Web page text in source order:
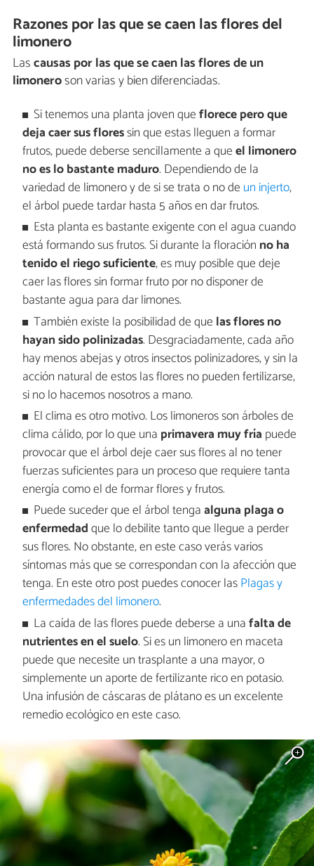
Razones por las que se caen las flores del
limonero
Lascausas por las que se caen las flores de un
limoneroson varias y bien diferenciadas.
Si tenemos una planta joven queflorece pero que
deja caer sus floressin que estas lleguen a formar
frutos, puede deberse sencillamente a queel limonero
no es lo bastante maduro. Dependiendo de la
variedad de limonero y de si se trata o no de un injerto,
el árbol puede tardar hasta 5 años en dar frutos.
Esta planta es bastante exigente con el agua cuando
está formando sus frutos. Si durante la floración no ha
tenido el riego suficiente, es muy posible que deje
caer las flores sin formar fruto por no disponer de
bastante agua para dar limones.
También existe la posibilidad de que las flores no
hayan sido polinizadas. Desgraciadamente, cada año
hay menos abejas y otros insectos polinizadores, y sin la
acción natural de estos las flores no pueden fertilizarse,
si no lo hacemos nosotros a mano.
El clima es otro motivo. Los limoneros son árboles de
clima cálido, por lo que una primavera muy fría puede
provocar que el árbol deje caer sus flores al no tener
fuerzas suficientes para un proceso que requiere tanta
energía como el de formar flores y frutos.
Puede suceder que el árbol tengaalguna plaga o
enfermedadque lo debilite tanto que llegue a perder
sus flores. No obstante, en este caso verás varios
síntomas más que se correspondan con la afección que
tenga. En este otro post puedes conocer lasPlagas y
enfermedades del limonero.
La caída de las flores puede deberse a unafalta de
nutrientes en el suelo. Si es un limonero en maceta
puede que necesite un trasplante a una mayor, o
simplemente un aporte de fertilizante rico en potasio.
Una infusión de cáscaras de plátano es un excelente
remedio ecológico en este caso.